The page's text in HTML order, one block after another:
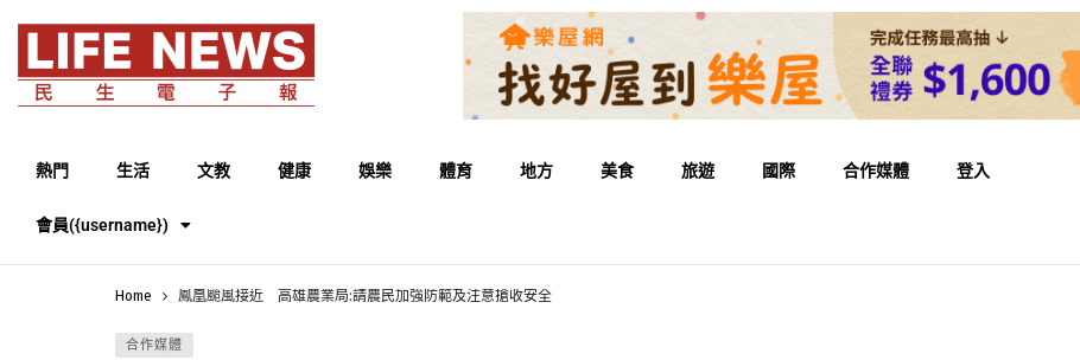
熱門 生活 文教 健康 娛樂 體育 地方 美食 旅遊 國際 合作媒體 登入
會員({username})
Home 鳳凰颱風接近 高雄農業局:請農民加強防範及注意搶收安全
合作媒體